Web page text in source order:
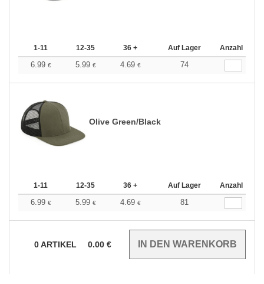
1-11 12-35 36 + Auf Lager Anzahl
6.99 € 5.99 € 4.69 € 74
Olive Green/Black
1-11 12-35 36 + Auf Lager Anzahl
6.99 € 5.99 € 4.69 € 81
0ARTIKEL 0.00 €